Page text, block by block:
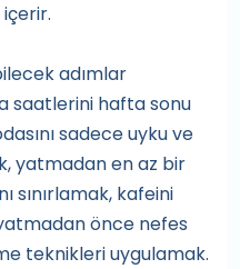
içerir.
adımlar
saatlerini hafta sonu
sadece uyku ve
yatmadan en az bir
sınırlamak, kafeini
önce nefes
teknikleri uygulamak.